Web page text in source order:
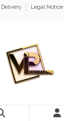
Delivery Legal Notice